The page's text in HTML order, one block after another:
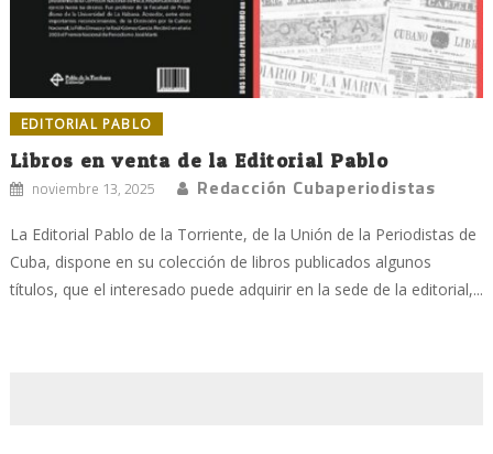
EDITORIAL PABLO
Libros en venta de la Editorial Pablo
noviembre 13, 2025 Redacción Cubaperiodistas
La Editorial Pablo de la Torriente, de la Unión de la Periodistas de
Cuba, dispone en su colección de libros publicados algunos
títulos, que el interesado puede adquirir en la sede de la editorial,...